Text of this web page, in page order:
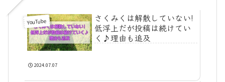
YouTube
さくみくは解散していない!
低浮上だが投稿は続けてい
く♪理由も追及
2024.07.07